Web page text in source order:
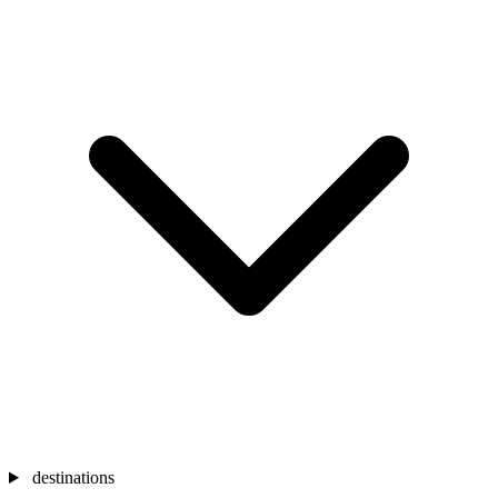
destinations